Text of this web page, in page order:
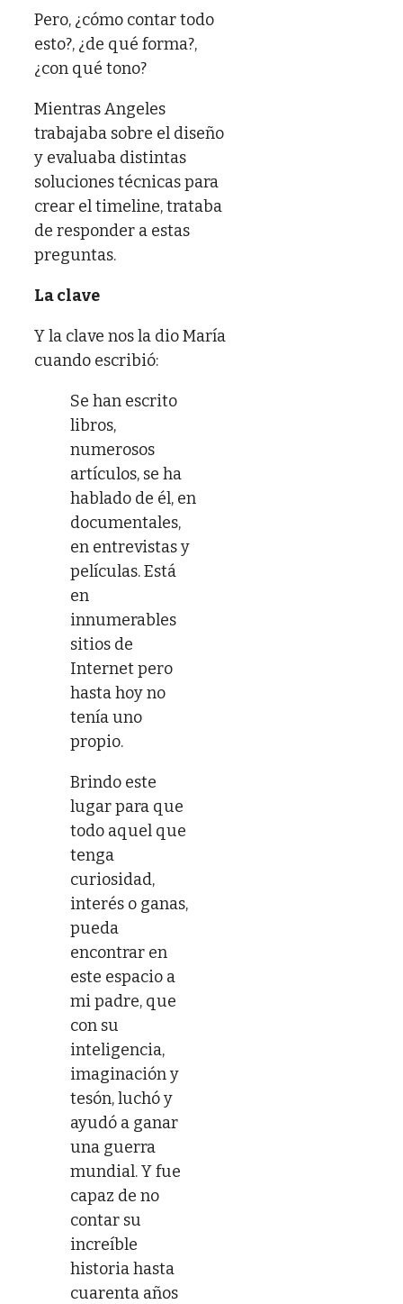
Pero, ¿cómo contar todo
esto?, ¿de qué forma?,
¿con qué tono?
Mientras Angeles
trabajaba sobre el diseño
y evaluaba distintas
soluciones técnicas para
crear el timeline, trataba
de responder a estas
preguntas.
La clave
Y la clave nos la dio María
cuando escribió:
Se han escrito
libros,
numerosos
artículos, se ha
hablado de él, en
documentales,
en entrevistas y
películas. Está
en
innumerables
sitios de
Internet pero
hasta hoy no
tenía uno
propio.
Brindo este
lugar para que
todo aquel que
tenga
curiosidad,
interés o ganas,
pueda
encontrar en
este espacio a
mi padre, que
con su
inteligencia,
imaginación y
tesón, luchó y
ayudó a ganar
una guerra
mundial. Y fue
capaz de no
contar su
increíble
historia hasta
cuarenta años